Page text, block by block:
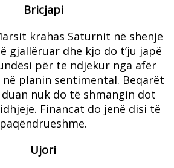
Bricjapi
krahas Saturnit në shenjë
gjallëruar dhe kjo do t’ju japë
për të ndjekur nga afër
planin sentimental. Beqarët
nuk do të shmangin dot
Financat do jenë disi të
paqëndrueshme.
Ujori